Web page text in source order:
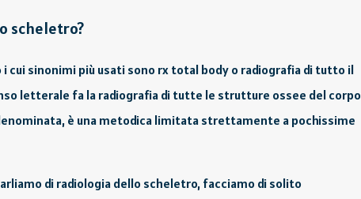
scheletro?
cui sinonimi più usati sono rx total body o radiografia di tutto il
letterale fa la radiografia di tutte le strutture ossee del corpo
è una metodica limitata strettamente a pochissime
di radiologia dello scheletro, facciamo di solito